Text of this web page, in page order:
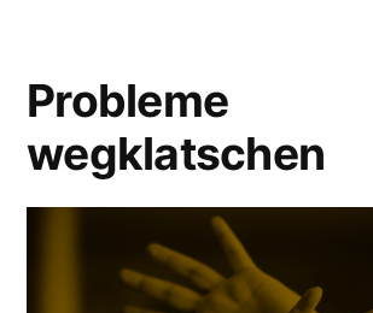
Probleme
wegklatschen